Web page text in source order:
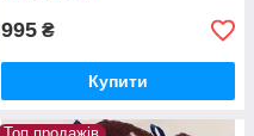
995 ₴
Купити